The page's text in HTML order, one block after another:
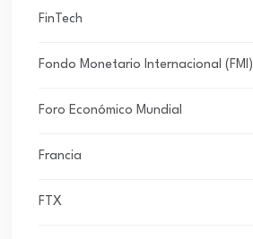
FinTech
Fondo Monetario Internacional (FMI)
Foro Económico Mundial
Francia
FTX